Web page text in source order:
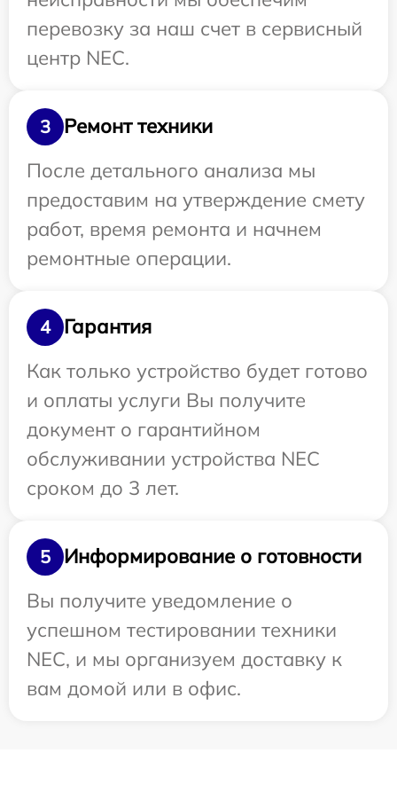
перевозку за наш счет в сервисный
центр NEC.
3
Ремонт техники
После детального анализа мы
предоставим на утверждение смету
работ, время ремонта и начнем
ремонтные операции.
4
Гарантия
Как только устройство будет готово
и оплаты услуги Вы получите
документ о гарантийном
обслуживании устройства NEC
сроком до 3 лет.
5
Информирование о готовности
Вы получите уведомление о
успешном тестировании техники
NEC, и мы организуем доставку к
вам домой или в офис.